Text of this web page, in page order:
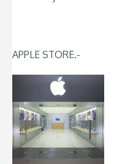
APPLE STORE.-